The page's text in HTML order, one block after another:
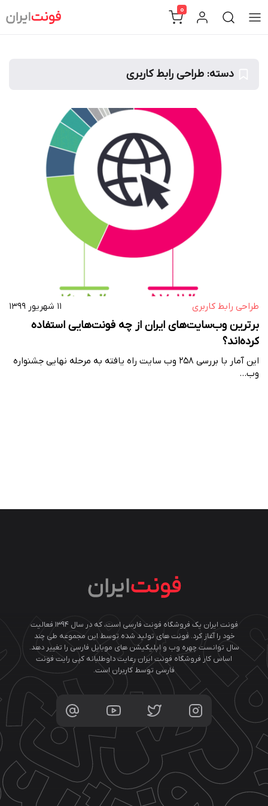
to
0
دسته: طراحی رابط کاربری
طراحی رابط کاربری ۱۱ شهریور ۱۳۹۹
برترین وب‌سایت‌های ایران از چه فونت‌هایی استفاده
کرده‌اند؟
این آمار با بررسی ۲۵۸ وب سایت راه یافته به مرحله نهایی جشنواره
وب…
فونت ایران یک فروشگاه فونت فارسی است، که در سال ۱۳۹۴ فعالیت
خود را آغاز کرد. فونت های تولید شده توسط این مجموعه طی چند
سال توانست چهره وب و اپلیکیشن های موبایل فارسی را تغییر دهد.
اساس کار فروشگاه فونت ایران رعایت داوطلبانه کپی رایت فونت
فارسی توسط کاربران است.